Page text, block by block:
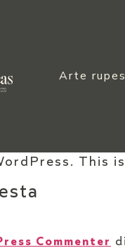
Arte
Commenter